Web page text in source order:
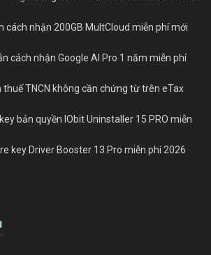
cách nhận 200GB MultCloud miễn phí mới
cách nhận Google AI Pro 1 năm miễn phí
thuế TNCN không cần chứng từ trên eTax
bản quyền IObit Uninstaller 15 PRO miễn
key Driver Booster 13 Pro miễn phí 2026